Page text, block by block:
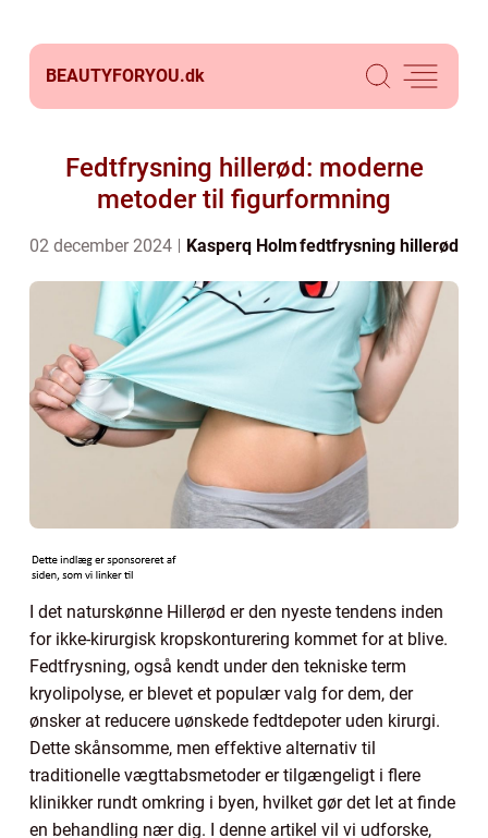
BEAUTYFORYOU.dk
Fedtfrysning hillerød: moderne
metoder til figurformning
02 december 2024 Kasperq Holmfedtfrysning hillerød
I det naturskønne Hillerød er den nyeste tendens inden
for ikke-kirurgisk kropskonturering kommet for at blive.
Fedtfrysning, også kendt under den tekniske term
kryolipolyse, er blevet et populær valg for dem, der
ønsker at reducere uønskede fedtdepoter uden kirurgi.
Dette skånsomme, men effektive alternativ til
traditionelle vægttabsmetoder er tilgængeligt i flere
klinikker rundt omkring i byen, hvilket gør det let at finde
en behandling nær dig. I denne artikel vil vi udforske,